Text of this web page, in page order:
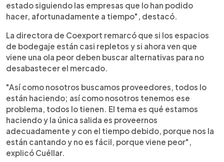
estado siguiendo las empresas que lo han podido
hacer, afortunadamente a tiempo", destacó.
La directora de Coexport remarcó que si los espacios
de bodegaje están casi repletos y si ahora ven que
viene una ola peor deben buscar alternativas para no
desabastecer el mercado.
"Así como nosotros buscamos proveedores, todos lo
están haciendo; así como nosotros tenemos ese
problema, todos lo tienen. El tema es qué estamos
haciendo y la única salida es proveernos
adecuadamente y con el tiempo debido, porque nos la
están cantando y no es fácil, porque viene peor",
explicó Cuéllar.